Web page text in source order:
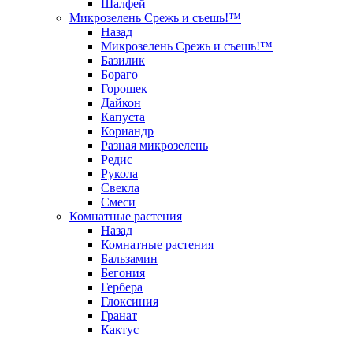
Шалфей
Микрозелень Срежь и съешь!™
Назад
Микрозелень Срежь и съешь!™
Базилик
Бораго
Горошек
Дайкон
Капуста
Кориандр
Разная микрозелень
Редис
Рукола
Свекла
Смеси
Комнатные растения
Назад
Комнатные растения
Бальзамин
Бегония
Гербера
Глоксиния
Гранат
Кактус